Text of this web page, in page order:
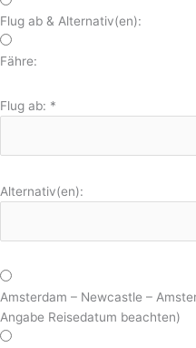
Flug ab & Alternativ(en):
Fähre:
Flug ab: *
Alternativ(en):
Amsterdam – Newcastle –
Angabe Reisedatum beachten)